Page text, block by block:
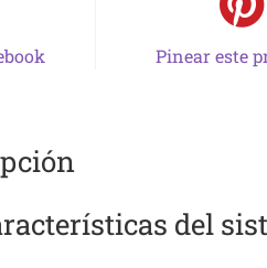
SSD
-
-
Pinear este
del